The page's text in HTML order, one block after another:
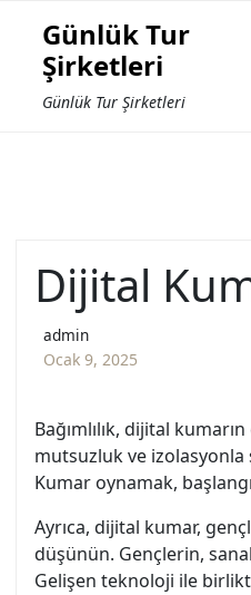
Günlük Tur
Şirketleri
Günlük Tur Şirketleri
Dijital
admin
Ocak 9, 2025
Bağımlılık, dijital
mutsuzluk ve izolasyonla
Kumar oynamak,
Ayrıca, dijital kumar,
düşünün. Gençlerin,
Gelişen teknoloji ile